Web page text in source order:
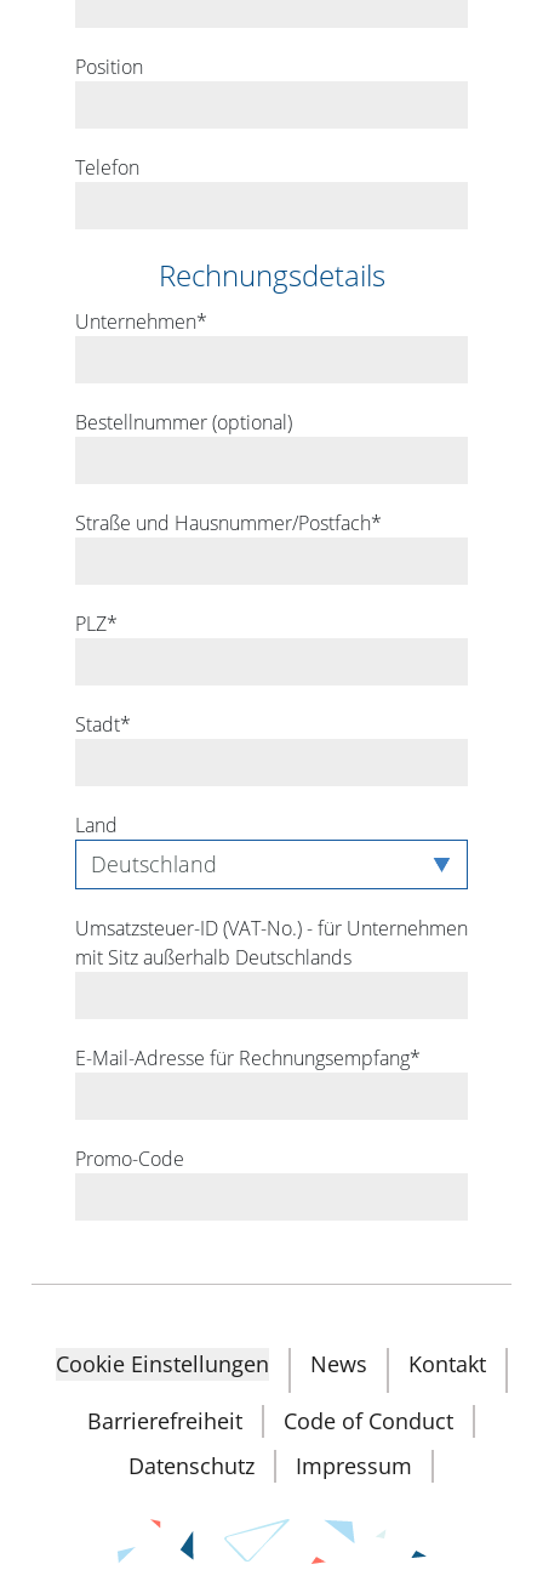
Cookie Einstellungen News
Kontakt
Barrierefreiheit
Code of Conduct
Datenschutz
Impressum